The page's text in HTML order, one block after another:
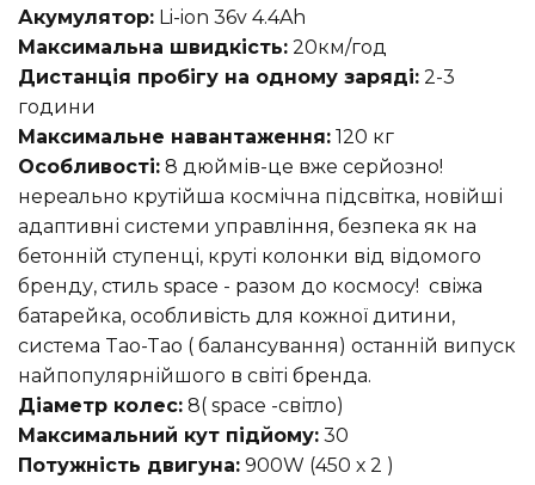
Акумулятор: Li-ion 36v 4.4Ah
Максимальна швидкість: 20км/год
Дистанція пробігу на одному заряді: 2-3
години
Максимальне навантаження: 120 кг
Особливості: 8 дюймів-це вже серйозно!
нереально крутійша космічна підсвітка, новійші
адаптивні системи управління, безпека як на
бетонній ступенці, круті колонки від відомого
бренду, стиль space - разом до космосу! свіжа
батарейка, особливість для кожної дитини,
система Tao-Tao ( балансування) останній випуск
найпопулярнійшого в світі бренда.
Діаметр колес: 8( space -світло)
Максимальний кут підйому: 30
Потужність двигуна: 900W (450 х 2 )